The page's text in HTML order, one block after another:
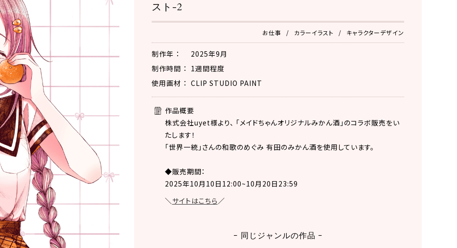
スト-2
お仕事 カラーイラスト キャラクターデザイン
制作年
2025年9月
制作時間
1週間程度
使用画材
CLIP STUDIO PAINT
作品概要
株式会社uyet様より、 「メイドちゃんオリジナルみかん酒」のコラボ販売をい
たします！
「世界一統」さんの和歌のめぐみ 有田のみかん酒を使用しています。
◆販売期間：
2025年10月10日12:00~10月20日23:59
＼サイトはこちら／
同じジャンルの作品